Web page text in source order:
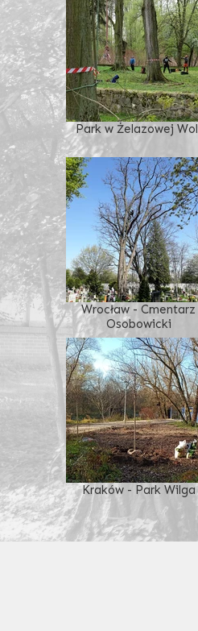
Park w Żelazowej
Wrocław - Cmentarz
Osobowicki
Kraków - Park Wilga